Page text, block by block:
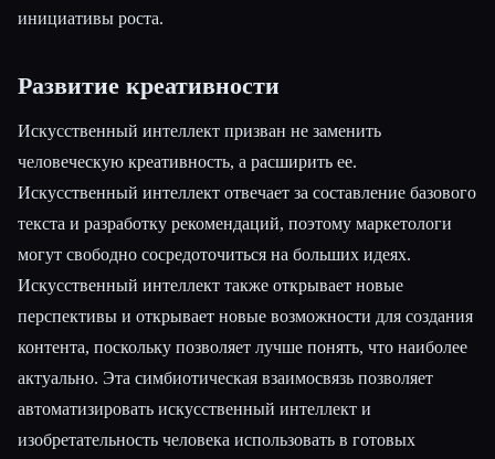
инициативы роста.
Развитие креативности
Искусственный интеллект призван не заменить
человеческую креативность, а расширить ее.
Искусственный интеллект отвечает за составление базового
текста и разработку рекомендаций, поэтому маркетологи
могут свободно сосредоточиться на больших идеях.
Искусственный интеллект также открывает новые
перспективы и открывает новые возможности для создания
контента, поскольку позволяет лучше понять, что наиболее
актуально. Эта симбиотическая взаимосвязь позволяет
автоматизировать искусственный интеллект и
изобретательность человека использовать в готовых